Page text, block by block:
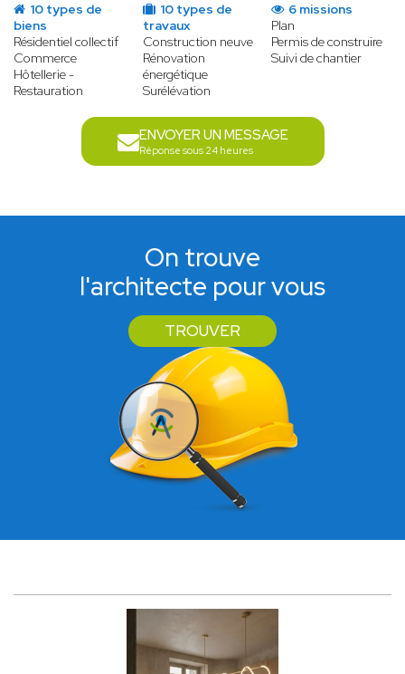
10 types de
biens
Résidentiel collectif
Commerce
Hôtellerie -
Restauration
10 types de
travaux
Construction neuve
Rénovation
énergétique
Surélévation
6 missions
Plan
Permis de construire
Suivi de chantier
ENVOYER UN MESSAGE
Réponse sous 24 heures
On trouve
l'architecte pour vous
TROUVER